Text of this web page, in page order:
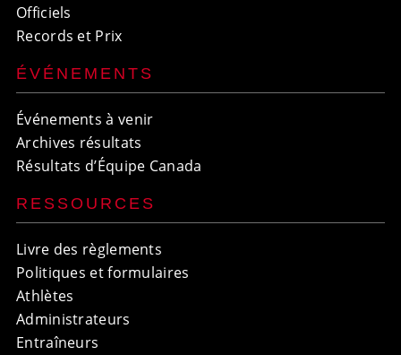
Officiels
Records et Prix
ÉVÉNEMENTS
Événements à venir
Archives résultats
Résultats d’Équipe Canada
RESSOURCES
Livre des règlements
Politiques et formulaires
Athlètes
Administrateurs
Entraîneurs